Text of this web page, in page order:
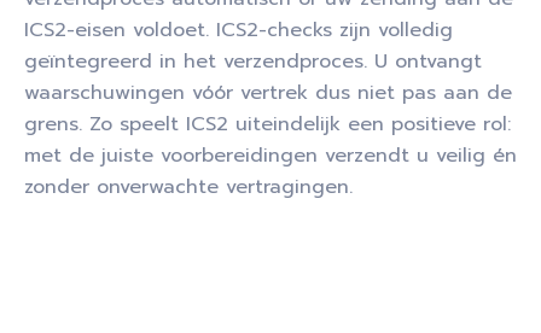
ICS2-eisen voldoet. ICS2-checks zijn volledig
geïntegreerd in het verzendproces. U ontvangt
waarschuwingen vóór vertrek dus niet pas aan de
grens. Zo speelt ICS2 uiteindelijk een positieve rol:
met de juiste voorbereidingen verzendt u veilig én
zonder onverwachte vertragingen.